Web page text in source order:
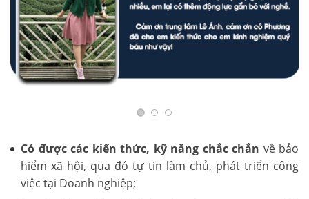
Có được các kiến thức, kỹ năng chắc chắn về bảo
hiểm xã hội, qua đó tự tin làm chủ, phát triển công
việc tại Doanh nghiệp;